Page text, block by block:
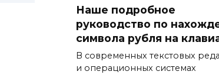
Наше подробное
руководство по
символа рубля на
В современных текстовых
и операционных системах